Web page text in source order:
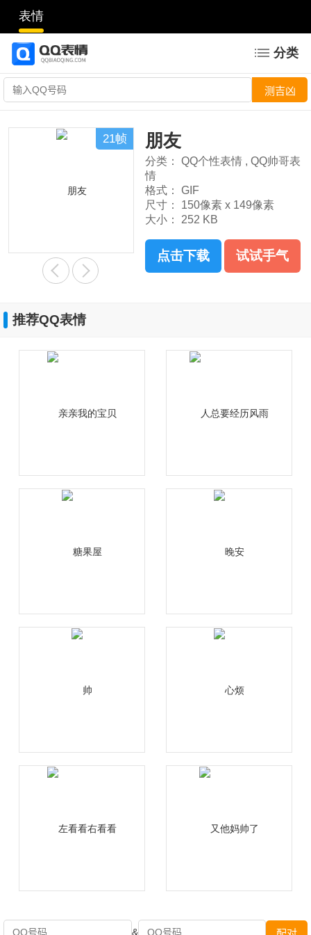
表情
分类
21帧 朋友
分类： QQ个性表情 , QQ帅哥表
情
格式：
GIF
尺寸：
150像素 x 149像素
大小：
252 KB
点击下载 试试手气
推荐QQ表情